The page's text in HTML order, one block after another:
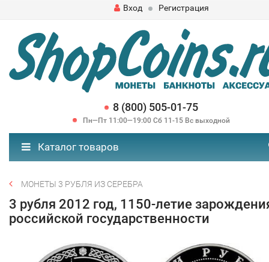
Вход
Регистрация
8 (800) 505-01-75
Пн—Пт 11:00—19:00 Сб 11-15 Вс выходной
Каталог товаров
МОНЕТЫ 3 РУБЛЯ ИЗ СЕРЕБРА
3 рубля 2012 год, 1150-летие
российской государственности